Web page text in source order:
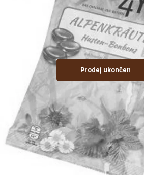
Prodej ukončen